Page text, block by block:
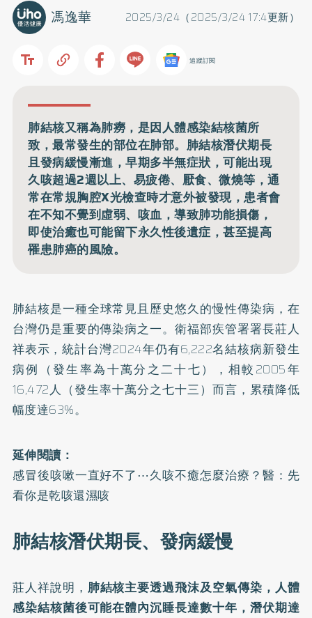
2025/3/24（2025/3/24 17:4更新）
馮逸華
追蹤訂閱
肺結核又稱為肺癆，是因人體感染結核菌所
致，最常發生的部位在肺部。肺結核潛伏期長
且發病緩慢漸進，早期多半無症狀，可能出現
久咳超過2週以上、易疲倦、厭食、微燒等，通
常在常規胸腔X光檢查時才意外被發現，患者會
在不知不覺到虛弱、咳血，導致肺功能損傷，
即使治癒也可能留下永久性後遺症，甚至提高
罹患肺癌的風險。
肺結核是一種全球常見且歷史悠久的慢性傳染病，在
台灣仍是重要的傳染病之一。衛福部疾管署署長莊人
祥表示，統計台灣2024年仍有6,222名結核病新發生
病例（發生率為十萬分之二十七），相較2005年
16,472人（發生率十萬分之七十三）而言，累積降低
幅度達63%。
延伸閱讀：
感冒後咳嗽一直好不了⋯久咳不癒怎麼治療？醫：先
看你是乾咳還濕咳
肺結核潛伏期長、發病緩慢
莊人祥說明， 肺結核主要透過飛沫及空氣傳染，人體
感染結核菌後可能在體內沉睡長達數十年，潛伏期達